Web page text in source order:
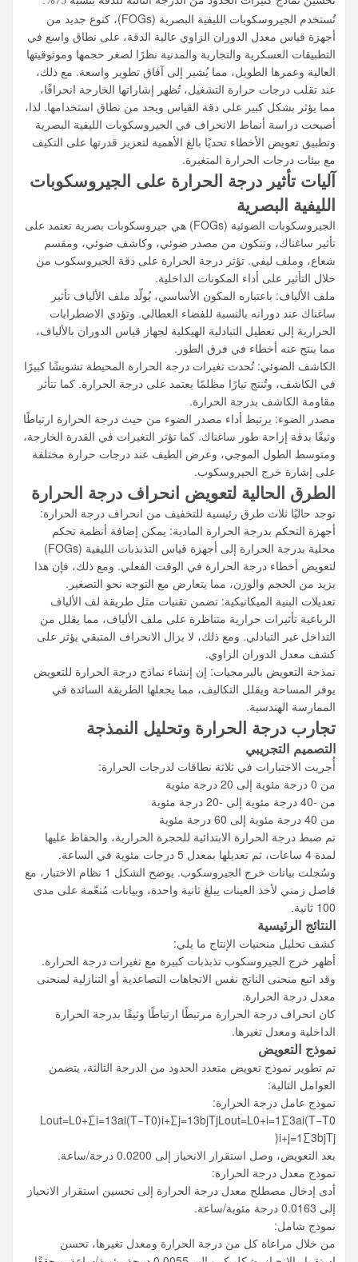
تُستخدم الجيروسكوبات الليفية البصرية (FOGs)، كنوع جديد من
أجهزة قياس معدل الدوران الزاوي عالية الدقة، على نطاق واسع في
التطبيقات العسكرية والتجارية والمدنية نظرًا لصغر حجمها وموثوقيتها
العالية وعمرها الطويل، مما يُشير إلى آفاق تطوير واسعة. مع ذلك،
عند تقلب درجات حرارة التشغيل، تُظهر إشاراتها الخارجة انحرافًا،
مما يؤثر بشكل كبير على دقة القياس ويحد من نطاق استخدامها. لذا،
أصبحت دراسة أنماط الانحراف في الجيروسكوبات الليفية البصرية
وتطبيق تعويض الأخطاء تحديًا بالغ الأهمية لتعزيز قدرتها على التكيف
مع بيئات درجات الحرارة المتغيرة.
آليات تأثير درجة الحرارة على الجيروسكوبات
الليفية البصرية
الجيروسكوبات الضوئية (FOGs) هي جيروسكوبات بصرية تعتمد على
تأثير ساغناك، وتتكون من مصدر ضوئي، وكاشف ضوئي، ومقسم
شعاع، وملف ليفي. تؤثر درجة الحرارة على دقة الجيروسكوب من
خلال التأثير على أداء المكونات الداخلية.
ملف الألياف: باعتباره المكون الأساسي، يُولّد ملف الألياف تأثير
ساغناك عند دورانه بالنسبة للفضاء العطالي. وتؤدي الاضطرابات
الحرارية إلى تعطيل التبادلية الهيكلية لجهاز قياس الدوران بالألياف،
مما ينتج عنه أخطاء في فرق الطور.
الكاشف الضوئي: تُحدث تغيرات درجة الحرارة المحيطة تشويشًا كبيرًا
في الكاشف، وتُنتج تيارًا مظلمًا يعتمد على درجة الحرارة. كما تتأثر
مقاومة الكاشف بدرجة الحرارة.
مصدر الضوء: يرتبط أداء مصدر الضوء من حيث درجة الحرارة ارتباطًا
وثيقًا بدقة إزاحة طور ساغناك. كما تؤثر التغيرات في القدرة الخارجة،
ومتوسط ​​الطول الموجي، وعرض الطيف عند درجات حرارة مختلفة
على إشارة خرج الجيروسكوب.
الطرق الحالية لتعويض انحراف درجة الحرارة
توجد حاليًا ثلاث طرق رئيسية للتخفيف من انحراف درجة الحرارة:
أجهزة التحكم بدرجة الحرارة المادية: يمكن إضافة أنظمة تحكم
محلية بدرجة الحرارة إلى أجهزة قياس التذبذبات الليفية (FOGs)
لتعويض أخطاء درجة الحرارة في الوقت الفعلي. ومع ذلك، فإن هذا
يزيد من الحجم والوزن، مما يتعارض مع التوجه نحو التصغير.
تعديلات البنية الميكانيكية: تضمن تقنيات مثل طريقة لف الألياف
الرباعية تأثيرات حرارية متناظرة على ملف الألياف، مما يقلل من
التداخل غير التبادلي. ومع ذلك، لا يزال الانحراف المتبقي يؤثر على
كشف معدل الدوران الزاوي.
نمذجة التعويض بالبرمجيات: إن إنشاء نماذج درجة الحرارة للتعويض
يوفر المساحة ويقلل التكاليف، مما يجعلها الطريقة السائدة في
الممارسة الهندسية.
تجارب درجة الحرارة وتحليل النمذجة
التصميم التجريبي
أُجريت الاختبارات في ثلاثة نطاقات لدرجات الحرارة:
من 0 درجة مئوية إلى 20 درجة مئوية
من -40 درجة مئوية إلى -20 درجة مئوية
من 40 درجة مئوية إلى 60 درجة مئوية
تم ضبط درجة الحرارة الابتدائية للحجرة الحرارية، والحفاظ عليها
لمدة 4 ساعات، ثم تعديلها بمعدل 5 درجات مئوية في الساعة.
وسُجلت بيانات خرج الجيروسكوب. يوضح الشكل 1 نظام الاختبار، مع
فاصل زمني لأخذ العينات يبلغ ثانية واحدة، وبيانات مُنعّمة على مدى
100 ثانية.
النتائج الرئيسية
كشف تحليل منحنيات الإنتاج ما يلي:
أظهر خرج الجيروسكوب تذبذبات كبيرة مع تغيرات درجة الحرارة.
وقد اتبع منحنى الناتج نفس الاتجاهات التصاعدية أو التنازلية لمنحنى
معدل درجة الحرارة.
كان انحراف درجة الحرارة مرتبطًا ارتباطًا وثيقًا بدرجة الحرارة
الداخلية ومعدل تغيرها.
نموذج التعويض
تم تطوير نموذج تعويض متعدد الحدود من الدرجة الثالثة، يتضمن
العوامل التالية:
نموذج عامل درجة الحرارة:
Lout=L0+∑i=13ai(T−T0)i+∑j=13bjTjLout​=L0​+i=1∑3​ai​(T−T0​
)i+j=1∑3​bj​Tj​
بعد التعويض، وصل استقرار الانحياز إلى 0.0200 درجة/ساعة.
نموذج معدل درجة الحرارة:
أدى إدخال مصطلح معدل درجة الحرارة إلى تحسين استقرار الانحياز
إلى 0.0163 درجة مئوية/ساعة.
نموذج شامل:
من خلال مراعاة كل من درجة الحرارة ومعدل تغيرها، تحسن